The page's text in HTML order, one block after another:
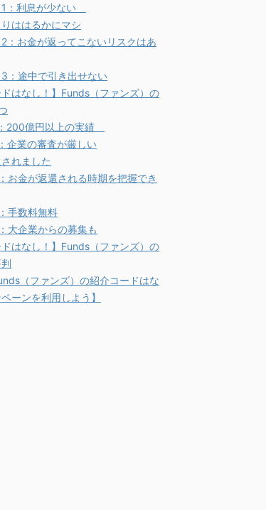
：利息が少ない
ははるかにマシ
：お金が返ってこないリスクはあ
：途中で引き出せない
ドはなし！】Funds（ファンズ）の
200億円以上の実績
企業の審査が厳しい
れました
お金が返還される時期を把握でき
手数料無料
大企業からの募集も
ドはなし！】Funds（ファンズ）の
（ファンズ）の紹介コードはな
ーンを利用しよう】